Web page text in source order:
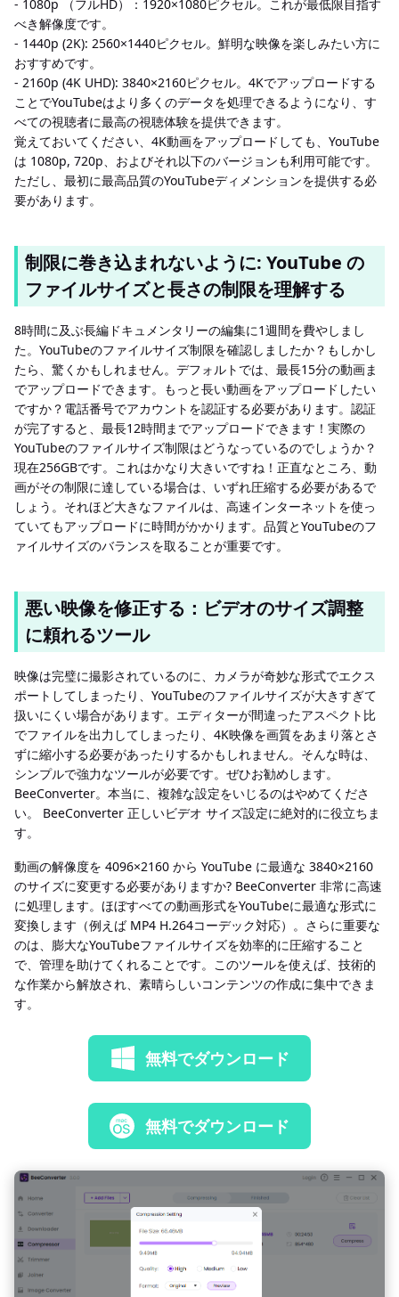
- 1080p （フルHD）：1920×1080ピクセル。これが最低限目指す
べき解像度です。
- 1440p (2K): 2560×1440ピクセル。鮮明な映像を楽しみたい方に
おすすめです。
- 2160p (4K UHD): 3840×2160ピクセル。4Kでアップロードする
ことでYouTubeはより多くのデータを処理できるようになり、す
べての視聴者に最高の視聴体験を提供できます。
覚えておいてください、4K動画をアップロードしても、YouTube
は 1080p, 720p、およびそれ以下のバージョンも利用可能です。
ただし、最初に最高品質のYouTubeディメンションを提供する必
要があります。
制限に巻き込まれないように: YouTube の
ファイルサイズと長さの制限を理解する
8時間に及ぶ長編ドキュメンタリーの編集に1週間を費やしまし
た。YouTubeのファイルサイズ制限を確認しましたか？もしかし
たら、驚くかもしれません。デフォルトでは、最長15分の動画ま
でアップロードできます。もっと長い動画をアップロードしたい
ですか？電話番号でアカウントを認証する必要があります。認証
が完了すると、最長12時間までアップロードできます！実際の
YouTubeのファイルサイズ制限はどうなっているのでしょうか？
現在256GBです。これはかなり大きいですね！正直なところ、動
画がその制限に達している場合は、いずれ圧縮する必要があるで
しょう。それほど大きなファイルは、高速インターネットを使っ
ていてもアップロードに時間がかかります。品質とYouTubeのフ
ァイルサイズのバランスを取ることが重要です。
悪い映像を修正する：ビデオのサイズ調整
に頼れるツール
映像は完璧に撮影されているのに、カメラが奇妙な形式でエクス
ポートしてしまったり、YouTubeのファイルサイズが大きすぎて
扱いにくい場合があります。エディターが間違ったアスペクト比
でファイルを出力してしまったり、4K映像を画質をあまり落とさ
ずに縮小する必要があったりするかもしれません。そんな時は、
シンプルで強力なツールが必要です。ぜひお勧めします。
BeeConverter。本当に、複雑な設定をいじるのはやめてくださ
い。 BeeConverter 正しいビデオ サイズ設定に絶対的に役立ちま
す。
動画の解像度を 4096×2160 から YouTube に最適な 3840×2160
のサイズに変更する必要がありますか? BeeConverter 非常に高速
に処理します。ほぼすべての動画形式をYouTubeに最適な形式に
変換します（例えば MP4 H.264コーデック対応）。さらに重要な
のは、膨大なYouTubeファイルサイズを効率的に圧縮すること
で、管理を助けてくれることです。このツールを使えば、技術的
な作業から解放され、素晴らしいコンテンツの作成に集中できま
す。
無料でダウンロード
無料でダウンロード